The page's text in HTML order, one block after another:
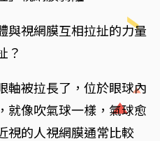
與視網膜互相拉扯的力量
？
軸被拉長了，位於眼球內
就像吹氣球一樣，氣球愈
視的人視網膜通常比較